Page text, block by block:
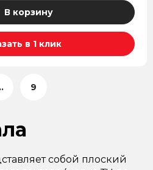
В корзину
в 1 клик
9
собой плоский